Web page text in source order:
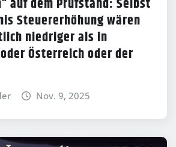
auf dem Prüfstand: Selbst
Steuererhöhung wären
niedriger als in
Österreich oder der
Nov. 9, 2025